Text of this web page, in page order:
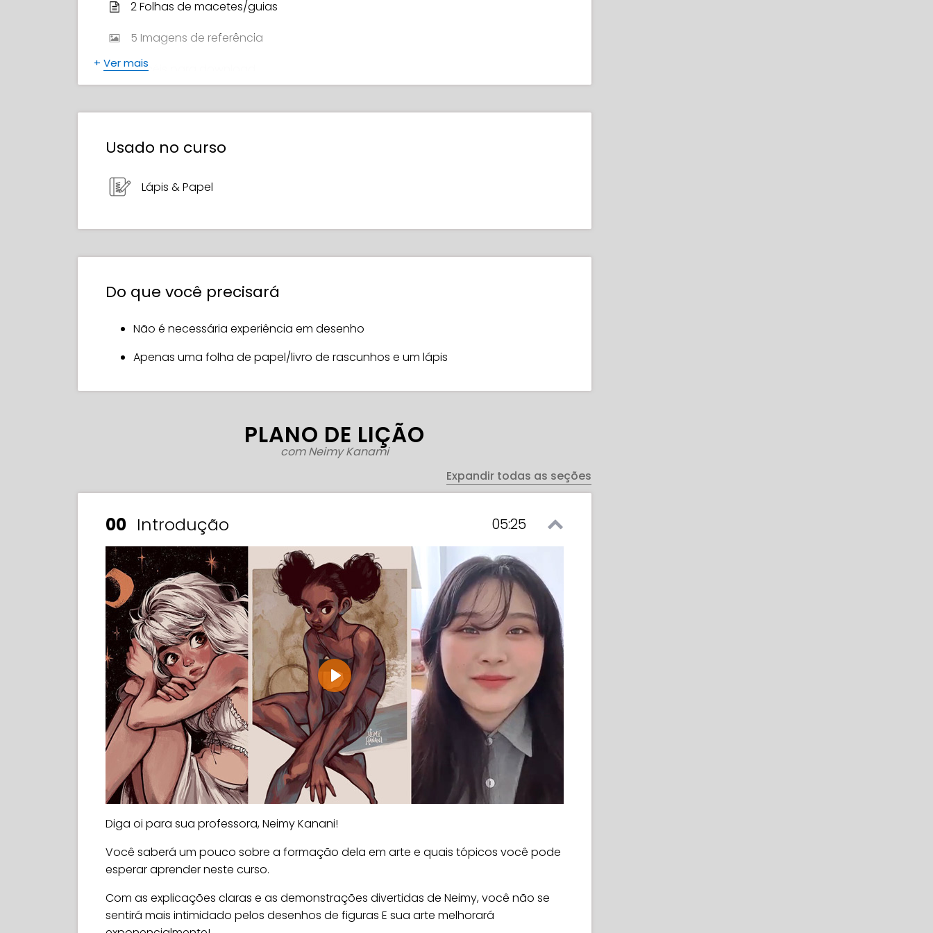
2 Folhas de macetes/guias
5 Imagens de referência
Pincéis para download
Certificado de Conclusão
+ Ver mais
Usado no curso
Lápis & Papel
Do que você precisará
Não é necessária experiência em desenho
Apenas uma folha de papel/livro de rascunhos e um lápis
PLANO DE LIÇÃO
com Neimy Kanami
Expandir todas as seções
00 Introdução 05:25
Play
Diga oi para sua professora, Neimy Kanani!
Você saberá um pouco sobre a formação dela em arte e quais tópicos você pode
esperar aprender neste curso.
Com as explicações claras e as demonstrações divertidas de Neimy, você não se
sentirá mais intimidado pelos desenhos de figuras E sua arte melhorará